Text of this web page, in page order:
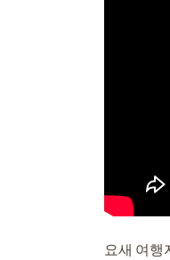
요새 여행